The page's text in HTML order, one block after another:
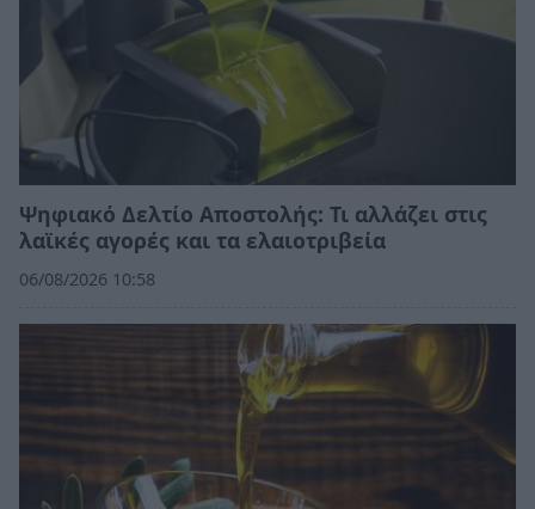
Ψηφιακό Δελτίο Αποστολής: Τι αλλάζει στις
λαϊκές αγορές και τα ελαιοτριβεία
06/08/2026 10:58